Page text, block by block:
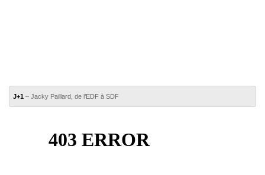
J+1 – Jacky Paillard, de l’EDF à SDF